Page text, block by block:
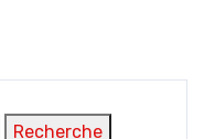
Recherche